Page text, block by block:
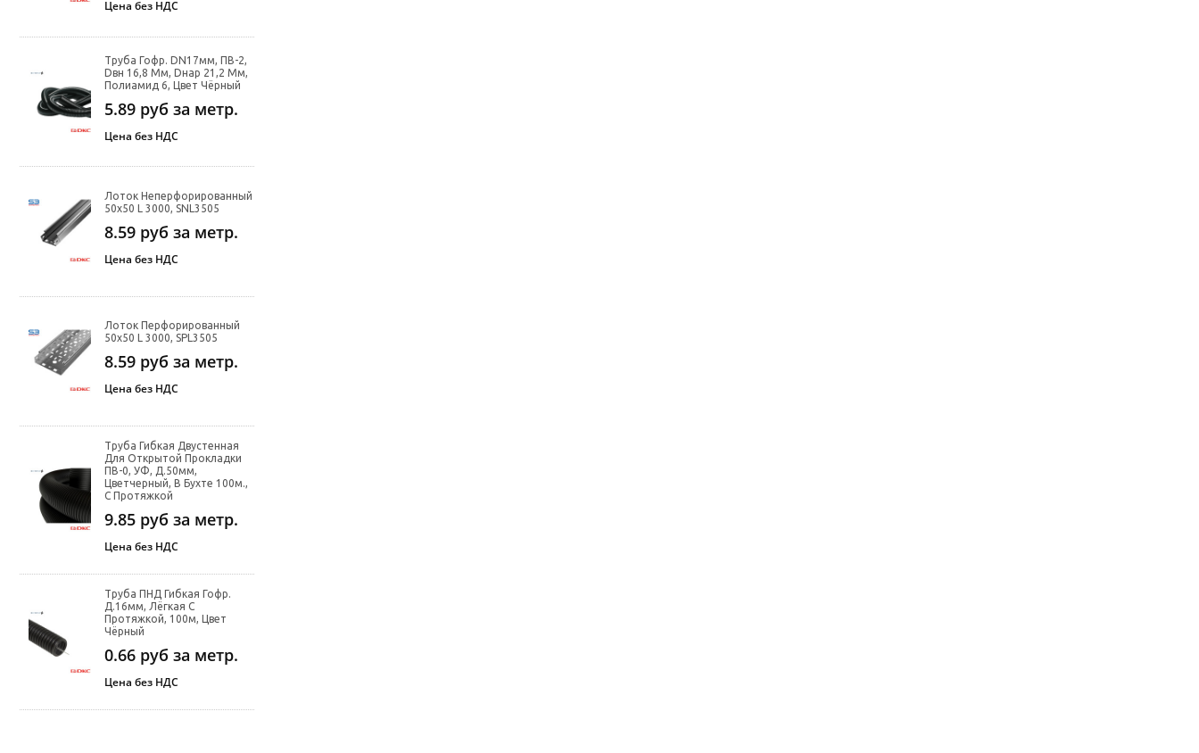
Цена без НДС
Труба Гофр. DN17мм, ПВ-2,
Dвн 16,8 Мм, Dнар 21,2 Мм,
Полиамид 6, Цвет Чёрный
5.89 руб за метр.
Цена без НДС
Лоток Неперфорированный
50х50 L 3000, SNL3505
8.59 руб за метр.
Цена без НДС
Лоток Перфорированный
50х50 L 3000, SPL3505
8.59 руб за метр.
Цена без НДС
Труба Гибкая Двустенная
Для Открытой Прокладки
ПВ-0, УФ, Д.50мм,
Цветчерный, В Бухте 100м.,
С Протяжкой
9.85 руб за метр.
Цена без НДС
Труба ПНД Гибкая Гофр.
Д.16мм, Лёгкая С
Протяжкой, 100м, Цвет
Чёрный
0.66 руб за метр.
Цена без НДС